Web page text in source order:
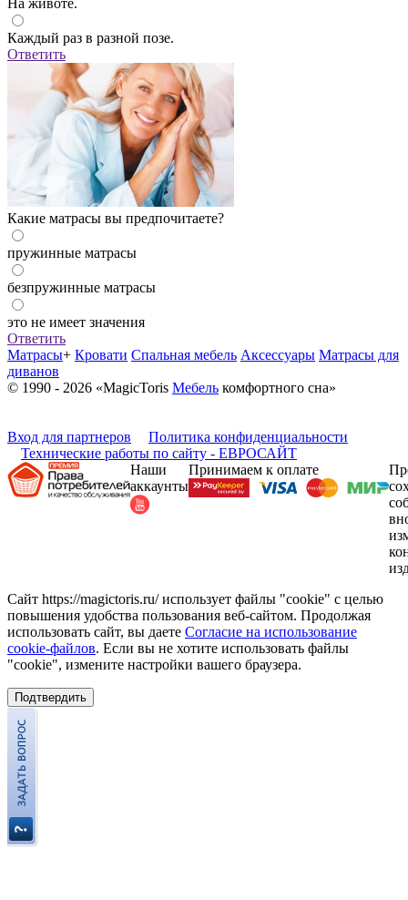
Каждый раз в разной позе.
Ответить
Какие матрасы вы предпочитаете?
пружинные матрасы
безпружинные матрасы
это не имеет значения
Ответить
Матрасы+ Кровати Спальная мебель Аксессуары Матрасы для
диванов
© 1990 - 2026 «MagicToris Мебель комфортного сна»
Вход для партнеров
Политика конфиденциальности
Технические работы по сайту - ЕВРОСАЙТ
Наши
аккаунты
Принимаем к оплате
Сайт https://magictoris.ru/ использует файлы "cookie" с целью
повышения удобства пользования веб-сайтом. Продолжая
использовать сайт, вы даете Согласие на использование
cookie-файлов. Если вы не хотите использовать файлы
"cookie", измените настройки вашего браузера.
Подтвердить